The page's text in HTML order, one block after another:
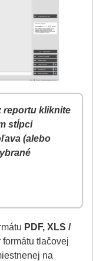
reportu kliknite
stĺpci
(alebo
PDF, XLS /
formátu tlačovej
na